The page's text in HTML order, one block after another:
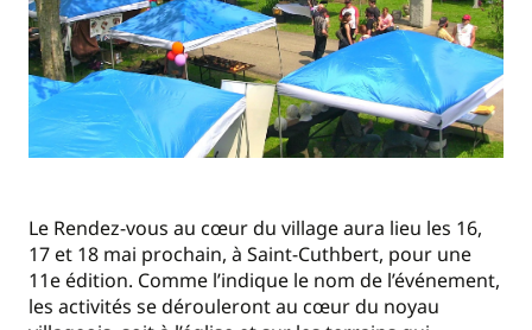
Le Rendez-vous au cœur du village aura lieu les 16,
17 et 18 mai prochain, à Saint-Cuthbert, pour une
11e édition. Comme l’indique le nom de l’événement,
les activités se dérouleront au cœur du noyau